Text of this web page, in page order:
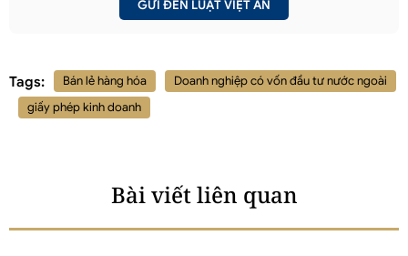
Tags: Bán lẻ hàng hóa
Doanh nghiệp có vốn đầu tư nước ngoài
giấy phép kinh doanh
Bài viết liên quan